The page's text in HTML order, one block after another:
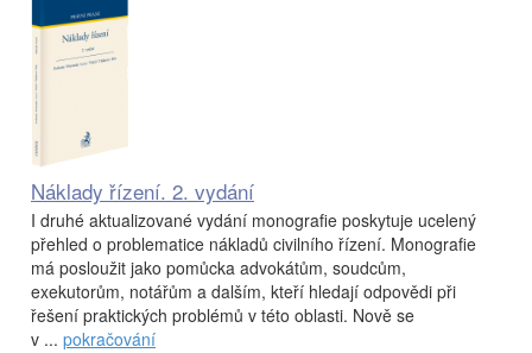
Náklady řízení. 2. vydání
I druhé aktualizované vydání monografie poskytuje ucelený
přehled o problematice nákladů civilního řízení. Monografie
má posloužit jako pomůcka advokátům, soudcům,
exekutorům, notářům a dalším, kteří hledají odpovědi při
řešení praktických problémů v této oblasti. Nově se
v ... pokračování